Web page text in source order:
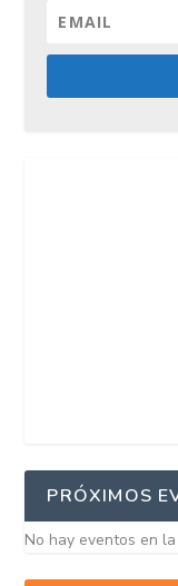
PRÓXIMOS
No hay eventos en